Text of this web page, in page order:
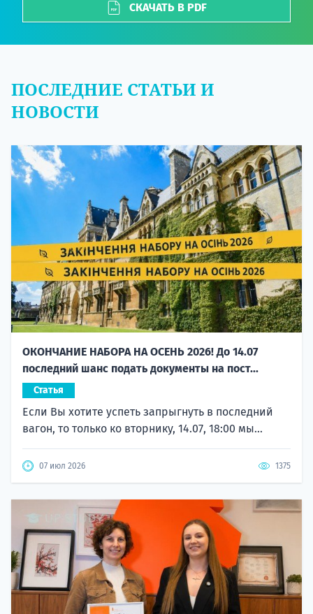
СКАЧАТЬ В PDF
ПОСЛЕДНИЕ СТАТЬИ И
НОВОСТИ
ОКОНЧАНИЕ НАБОРА НА ОСЕНЬ 2026! До 14.07
последний шанс подать документы на пост...
Статья
Если Вы хотите успеть запрыгнуть в последний
вагон, то только ко вторнику, 14.07, 18:00 мы...
07 июл 2026 1375